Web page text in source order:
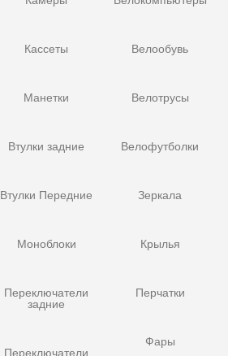
Кассеты
Манетки
Втулки задние
Втулки Передние
Моноблоки
Переключатели
задние
Переключатели
Велообувь
Велотрусы
Велофутболки
Зеркала
Крылья
Перчатки
Фары